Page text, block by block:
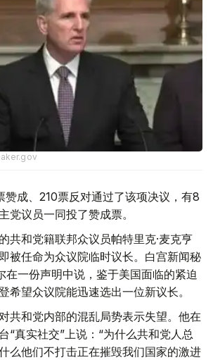
赞成、210票反对通过了该项决议，有8
党议员一同投了赞成票。
共和党籍联邦众议员帕特里克·麦克亨
被任命为众议院临时议长。白宫新闻秘
在一份声明中说，鉴于美国面临的紧迫
希望众议院能迅速选出一位新议长。
共和党内部的混乱局势表示失望。他在
“真实社交”上说：“为什么共和党人总
么他们不打击正在摧毁我们国家的激进